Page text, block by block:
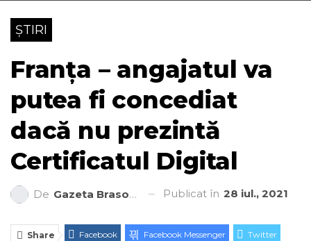
ȘTIRI
Franța – angajatul va
putea fi concediat
dacă nu prezintă
Certificatul Digital
De Gazeta Brasovului Publicat în 28 iul., 2021
Share Facebook Facebook Messenger Twitter